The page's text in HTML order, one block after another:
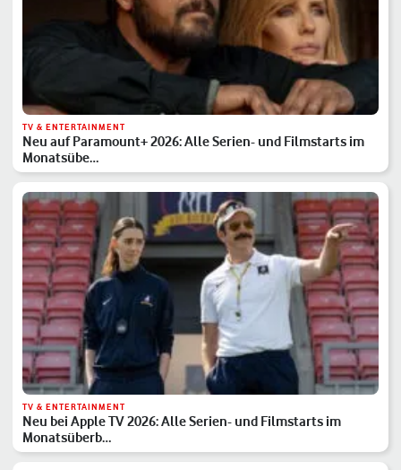
TV & ENTERTAINMENT
Neu auf Paramount+ 2026: Alle Serien- und Filmstarts im
Monatsübe…
TV & ENTERTAINMENT
Neu bei Apple TV 2026: Alle Serien- und Filmstarts im
Monatsüberb…